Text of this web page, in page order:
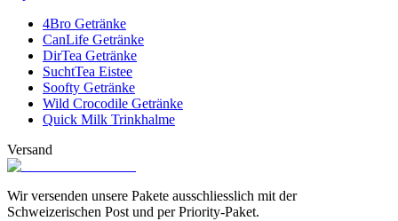
4Bro Getränke
CanLife Getränke
DirTea Getränke
SuchtTea Eistee
Soofty Getränke
Wild Crocodile Getränke
Quick Milk Trinkhalme
Versand
Wir versenden unsere Pakete ausschliesslich mit der
Schweizerischen Post und per Priority-Paket.